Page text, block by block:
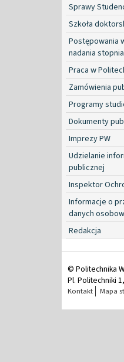
Sprawy
Szkoła
Postępowania
nadania
Praca w
Zamówienia
Programy
Dokumenty
Imprezy PW
Udzielanie
publicznej
Inspektor
Informacje o
danych
Redakcja
© Politechnika
Pl. Politechniki
Kontakt Mapa